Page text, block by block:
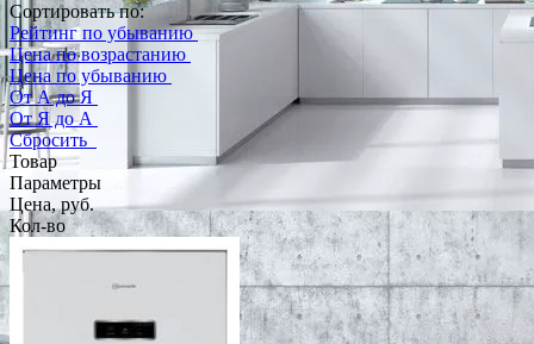
Сортировать по:
Рейтинг по убыванию
Цена по возрастанию
Цена по убыванию
От А до Я
От Я до А
Сбросить
Товар
Параметры
Цена, руб.
Кол-во